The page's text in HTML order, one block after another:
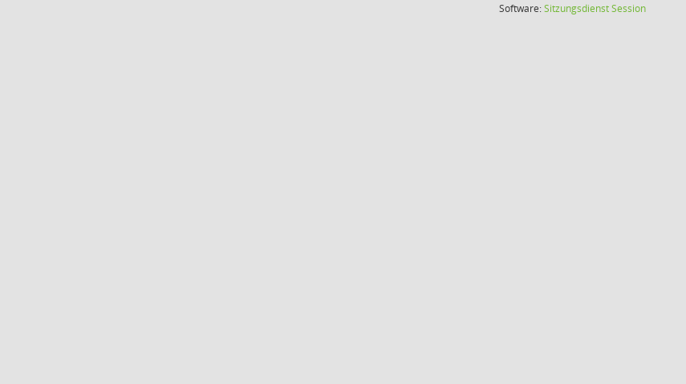
Software:SitzungsdienstSession(Wird in